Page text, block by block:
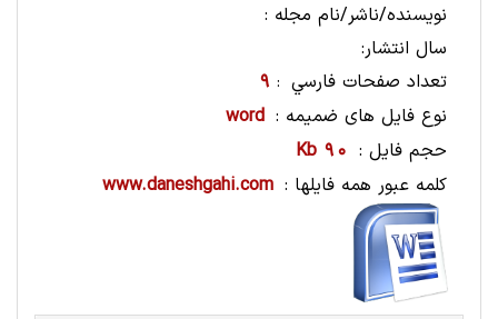
نویسنده/ناشر/نام مجله :
سال انتشار:
تعداد صفحات فارسي :
9
نوع فایل های ضمیمه : word
حجم فایل : 90 Kb
کلمه عبور همه فایلها : www.daneshgahi.com